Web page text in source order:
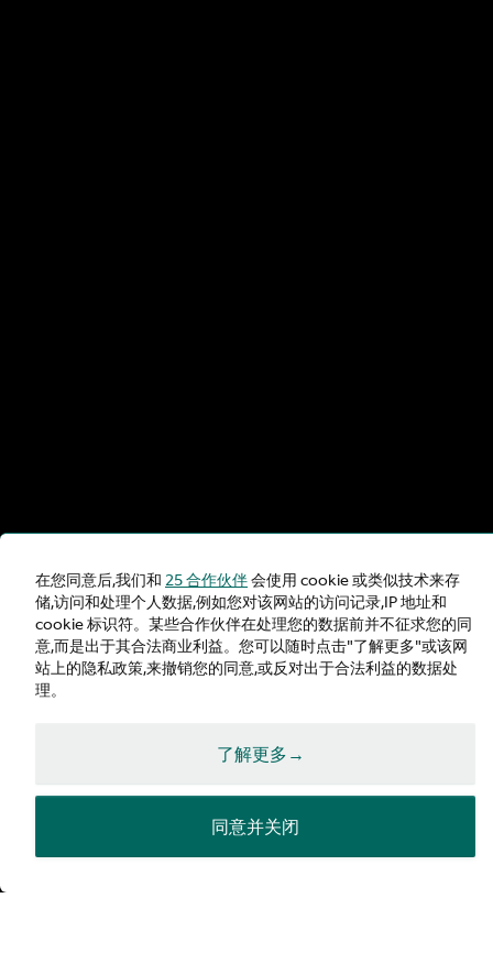
在您同意后,我们和 25 合作伙伴会使用 cookie 或类似技术来存
储,访问和处理个人数据,例如您对该网站的访问记录,IP 地址和
cookie 标识符。某些合作伙伴在处理您的数据前并不征求您的同
意,而是出于其合法商业利益。您可以随时点击"了解更多"或该网
站上的隐私政策,来撤销您的同意,或反对出于合法利益的数据处
理。
了解更多→
同意并关闭
DBX707
配置